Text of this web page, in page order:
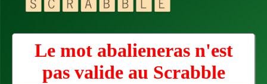
Le mot abalieneras n'est
pas valide au Scrabble